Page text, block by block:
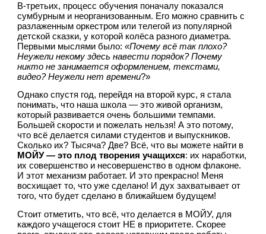
В-третьих, процесс обучения поначалу показался
сумбурным и неорганизованным. Его можно сравнить с
разлаженным оркестром или телегой из популярной
детской сказки, у которой колёса разного диаметра.
Первыми мыслями было: «Почему всё так плохо?
Неужели некому здесь навести порядок? Почему
никто не занимается оформлением, текстами,
видео? Неужели нет времени?»
Однако спустя год, перейдя на второй курс, я стала
понимать, что наша школа — это живой организм,
который развивается очень большими темпами.
Большей скорости и пожелать нельзя! А это потому,
что всё делается силами студентов и выпускников.
МОЙУ — это плод творения учащихся: их наработки,
их совершенство и несовершенство в одном флаконе.
И этот механизм работает. И это прекрасно! Меня
восхищает то, что уже сделано! И дух захватывает от
того, что будет сделано в ближайшем будущем!
Стоит отметить, что всё, что делается в МОЙУ, для
каждого учащегося стоит НЕ в приоритете. Скорее